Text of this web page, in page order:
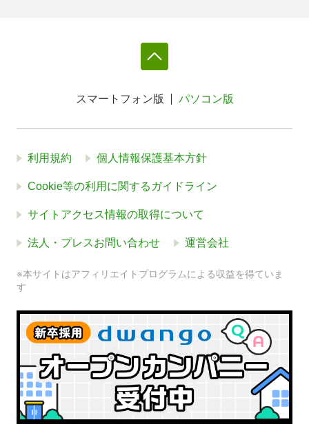
スマートフォン版 パソコン版
利用規約 個人情報保護基本方針
Cookie等の利用に関するガイドライン
サイトアクセス情報の取得について
法人・プレスお問い合わせ 運営会社
※本サイトはアフィリエイトプログラムによる収益を得ていま
す